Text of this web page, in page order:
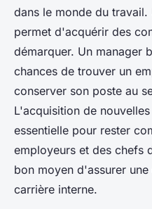
dans le monde du
permet d'acquérir des
démarquer. Un manager
chances de trouver un
conserver son poste au
L'acquisition de
essentielle pour rester
employeurs et des chefs
bon moyen d'assurer
carrière interne.